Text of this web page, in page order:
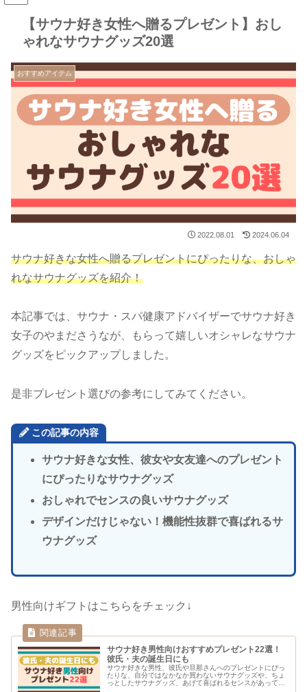
【サウナ好き女性へ贈るプレゼント】おし
ゃれなサウナグッズ20選
おすすめアイテム
2022.08.01 2024.06.04
サウナ好きな女性へ贈るプレゼントにぴったりな、おしゃ
れなサウナグッズを紹介！
本記事では、サウナ・スパ健康アドバイザーでサウナ好き
女子のやまださうなが、もらって嬉しいオシャレなサウナ
グッズをピックアップしました。
是非プレゼント選びの参考にしてみてください。
この記事の内容
サウナ好きな女性、彼女や女友達へのプレゼント
にぴったりなサウナグッズ
おしゃれでセンスの良いサウナグッズ
デザインだけじゃない！機能性抜群で喜ばれるサ
ウナグッズ
男性向けギフトはこちらをチェック↓
サウナ好き男性向けおすすめプレゼント22選！
彼氏・夫の誕生日にも
サウナ好きな男性、彼氏や旦那さんへのプレゼントにぴっ
たりな、自分ではなかなか買わないサウナグッズや、ちょ
っとしたサウナグッズ、あげて喜ばれるセンスがあってお